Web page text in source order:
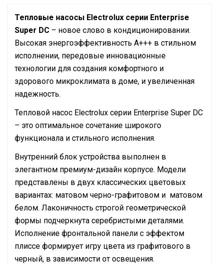
Тепловые насосы Electrolux серии Enterprise
Super DC – новое слово в кондиционировании.
Высокая энергоэффективность А+++ в стильном
исполнении, передовые инновационные
технологии для создания комфортного и
здорового микроклимата в доме, и увеличенная
надежность.
Тепловой насос Electrolux серии Enterprise Super DC
– это оптимальное сочетание широкого
функционала и стильного исполнения.
Внутренний блок устройства выполнен в
элегантном премиум-дизайн корпусе. Модели
представлены в двух классических цветовых
вариантах: матовом черно-графитовом и матовом
белом. Лаконичность строгой геометрической
формы подчеркнута серебристыми деталями.
Исполнение фронтальной панели с эффектом
плиссе формирует игру цвета из графитового в
черный, в зависимости от освещения.